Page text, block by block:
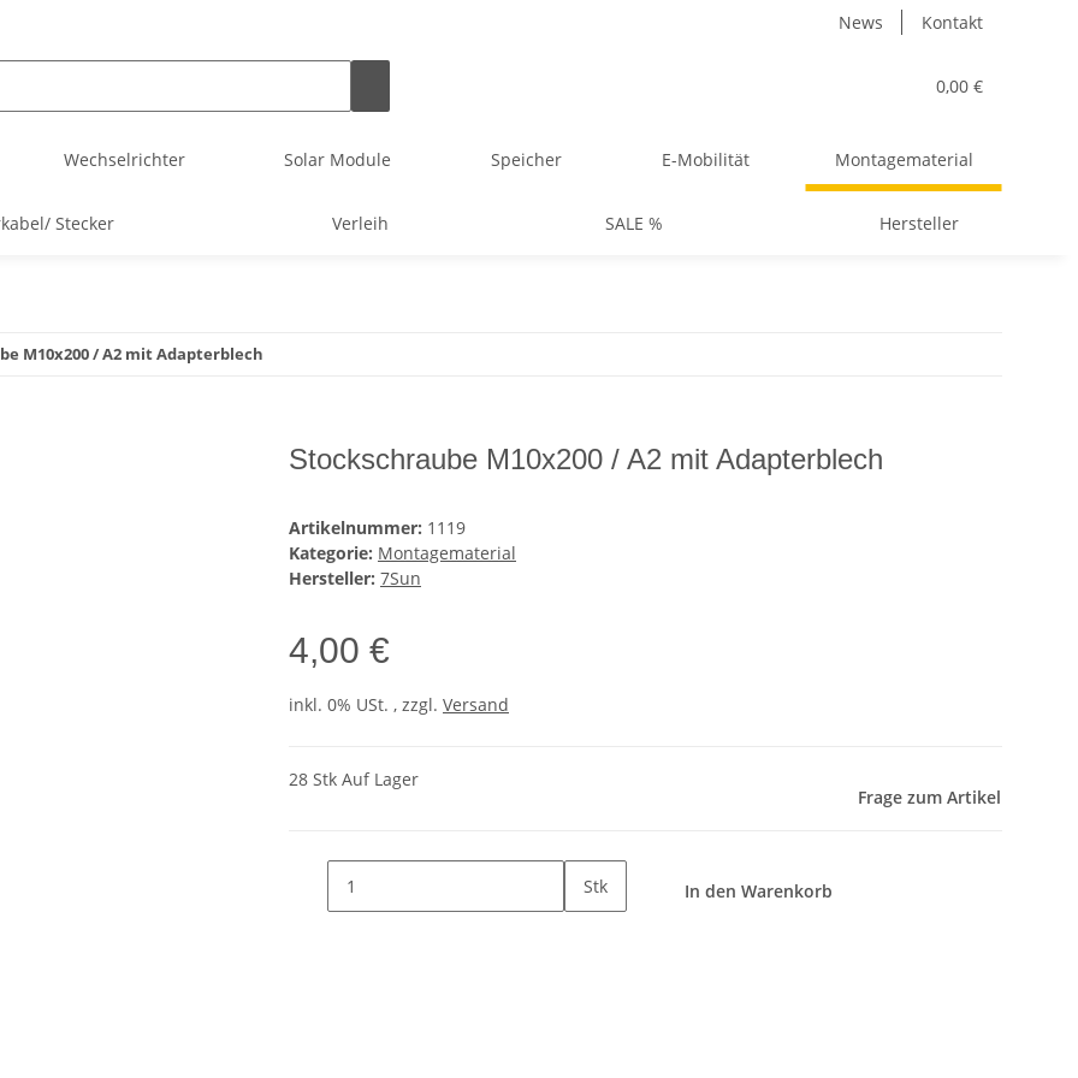
News Kontakt
0,00 €
Wechselrichter Solar Module Speicher E-Mobilität Montagematerial
Stecker Verleih SALE % Hersteller
M10x200 / A2 mit Adapterblech
Stockschraube M10x200 / A2 mit Adapterblech
Artikelnummer: 1119
Kategorie: Montagematerial
Hersteller: 7Sun
4,00 €
inkl. 0% USt. , zzgl. Versand
28 Stk Auf Lager
Frage zum Artikel
Stk In den Warenkorb